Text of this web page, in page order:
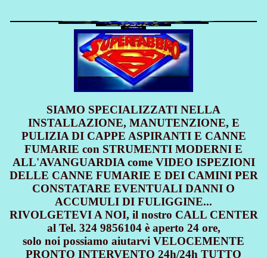
SIAMO SPECIALIZZATI NELLA
INSTALLAZIONE, MANUTENZIONE, E
PULIZIA DI CAPPE ASPIRANTI E CANNE
FUMARIE con STRUMENTI MODERNI E
ALL'AVANGUARDIA come VIDEO ISPEZIONI
DELLE CANNE FUMARIE E DEI CAMINI PER
CONSTATARE EVENTUALI DANNI O
ACCUMULI DI FULIGGINE...
RIVOLGETEVI A NOI, il nostro CALL CENTER
al Tel. 324 9856104 è aperto 24 ore,
solo noi possiamo aiutarvi VELOCEMENTE
PRONTO INTERVENTO 24h/24h TUTTO